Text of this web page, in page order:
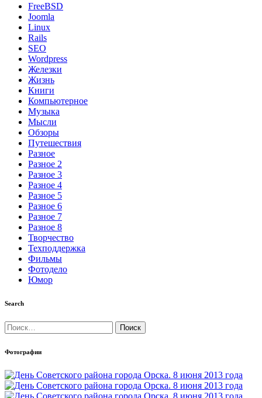
FreeBSD
Joomla
Linux
Rails
SEO
Wordpress
Железки
Жизнь
Книги
Компьютерное
Музыка
Мысли
Обзоры
Путешествия
Разное
Разное 2
Разное 3
Разное 4
Разное 5
Разное 6
Разное 7
Разное 8
Творчество
Техподдержка
Фильмы
Фотодело
Юмор
Search
Найти:
Фотографии